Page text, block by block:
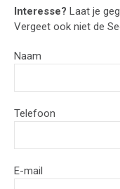
Interesse? Laat je
Vergeet ook niet de
Naam
Telefoon
E-mail